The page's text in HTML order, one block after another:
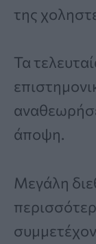
της
Τα
άποψη.
Μεγάλη